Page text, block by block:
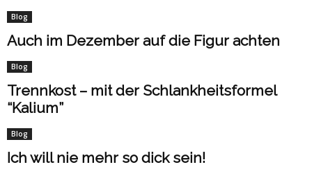
Blog
Auch im Dezember auf die Figur achten
Blog
Trennkost – mit der Schlankheitsformel
“Kalium”
Blog
Ich will nie mehr so dick sein!